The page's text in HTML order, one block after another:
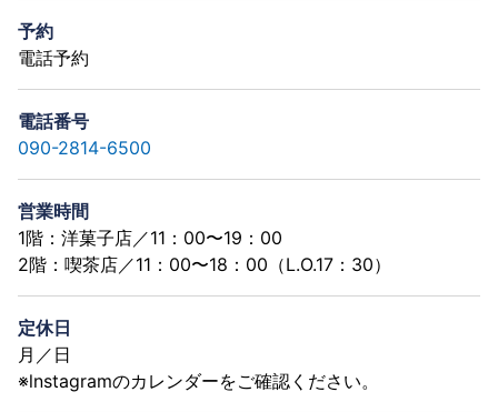
予約
電話予約
電話番号
090-2814-6500
営業時間
1階：洋菓子店／11：00〜19：00
2階：喫茶店／11：00〜18：00（L.O.17：30）
定休日
月／日
※lnstagramのカレンダーをご確認ください。